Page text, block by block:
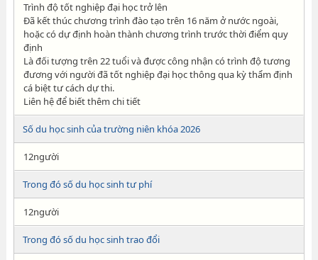
Trình độ tốt nghiệp đại học trở lên
Đã kết thúc chương trình đào tạo trên 16 năm ở nước ngoài,
hoặc có dự định hoàn thành chương trình trước thời điểm quy
định
Là đối tượng trên 22 tuổi và được công nhận có trình độ tương
đương với người đã tốt nghiệp đại học thông qua kỳ thẩm định
cá biệt tư cách dự thi.
Liên hệ để biết thêm chi tiết
Số du học sinh của trường niên khóa 2026
12người
Trong đó số du học sinh tư phí
12người
Trong đó số du học sinh trao đổi